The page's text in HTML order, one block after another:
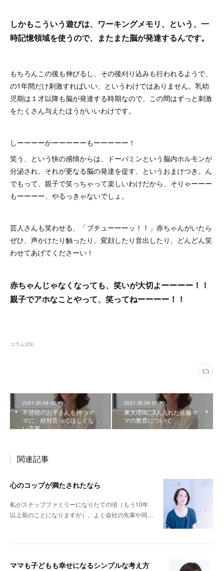
しかもこういう遊びは、ワーキングメモリ、という、一
時記憶領域を使うので、またまた脳が発達するんです。
もちろんこの後も伸びるし、その後刈り込みも行われるようで、
の1年間だけ刺激すればいい、というわけではありません。乳幼
児期は１才以降も脳が発達する時期なので、この間はずっと刺激
をたくさん与えたほうがいいわけです。
しーーーーかーーーーーもーーーーー！
笑う、という快の感情からは、ドーパミンという脳内ホルモンが
分泌され、それが更なる脳の発達を促す、というおまけつき。ん
でもって、親子で笑っちゃって楽しいわけだから、そりゃーーー
もーーーー、やるっきゃないでしょ。
芸人さんも笑わせる、「ブチューーーッ！！」赤ちゃんがいたら
ぜひ、声かけたり触ったり、変顔したり音出したり、どんどん笑
わせてあげてくださーい！
赤ちゃんじゃなくなっても、笑いが大切よーーーー！！
親子でアホなことやって、笑ってねーーーー！！
コラム(25)
2021.05.08 02:19
不登校のお子さんを持つマ
マに、絶対言ってほしくな
い言葉
2021.05.06 07:00
東大理IIIに3人入れた佐藤マ
マの教育について
関連記事
心のコップが満たされたなら
私がステップファミリーになりたての頃（もう10年
以上前のことになりますが）、よく会社の先輩や同…
ママも子どもも幸せになるシンプルな考え方